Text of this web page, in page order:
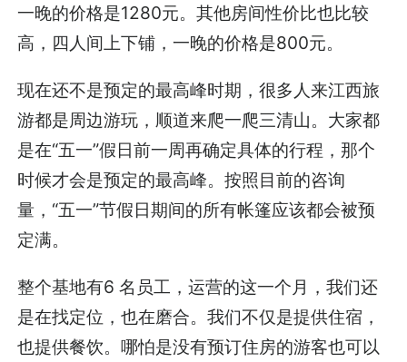
一晚的价格是1280元。其他房间性价比也比较
高，四人间上下铺，一晚的价格是800元。
现在还不是预定的最高峰时期，很多人来江西旅
游都是周边游玩，顺道来爬一爬三清山。大家都
是在“五一”假日前一周再确定具体的行程，那个
时候才会是预定的最高峰。按照目前的咨询
量，“五一”节假日期间的所有帐篷应该都会被预
定满。
整个基地有6 名员工，运营的这一个月，我们还
是在找定位，也在磨合。我们不仅是提供住宿，
也提供餐饮。哪怕是没有预订住房的游客也可以